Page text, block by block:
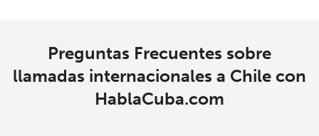
Preguntas Frecuentes sobre
llamadas internacionales a Chile con
HablaCuba.com